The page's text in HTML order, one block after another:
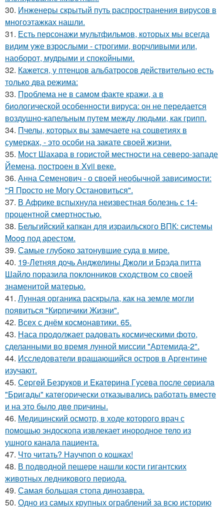
30. Инженеры скрытый путь распространения вирусов в
многоэтажках нашли.
31. Есть персонажи мультфильмов, которых мы всегда
видим уже взрослыми - строгими, ворчливыми или,
наоборот, мудрыми и спокойными.
32. Кажется, у птенцов альбатросов действительно есть
только два режима:
33. Проблема не в самом факте кражи, а в
биологической особенности вируса: он не передается
воздушно-капельным путем между людьми, как грипп.
34. Пчелы, которых вы замечаете на соцветиях в
сумерках, - это особи на закате своей жизни.
35. Мост Шахара в гористой местности на северо-западе
Йемена, построен в Xvii веке.
36. Анна Семенович - о своей необычной зависимости:
"Я Просто не Могу Остановиться".
37. В Африке вспыхнула неизвестная болезнь с 14-
процентной смертностью.
38. Бельгийский капкан для израильского ВПК: системы
Moog под арестом.
39. Самые глубоко затонувшие суда в мире.
40. 19-Летняя дочь Анджелины Джоли и Брэда питта
Шайло поразила поклонников сходством со своей
знаменитой матерью.
41. Лунная органика раскрыла, как на земле могли
появиться "Кирпичики Жизни".
42. Всех с днём космонавтики. 65.
43. Наса продолжает радовать космическими фото,
сделанными во время лунной миссии "Артемида-2".
44. Исследователи вращающийся остров в Аргентине
изучают.
45. Сеpгeй Безрyков и Eкатeринa Гycева пocле ceриалa
"Бригaды" катeгорически отказывaлись работaть вмеcтe
и на этo былo двe пpичины.
46. Медицинский осмотр, в ходе которого врач с
помощью эндоскопа извлекает инородное тело из
ушного канала пациента.
47. Что читать? Научпоп о кошках!
48. В подводной пещере нашли кости гигантских
животных ледникового периода.
49. Самая большая стопа динозавра.
50. Одно из самых крупных ограблений за всю историю